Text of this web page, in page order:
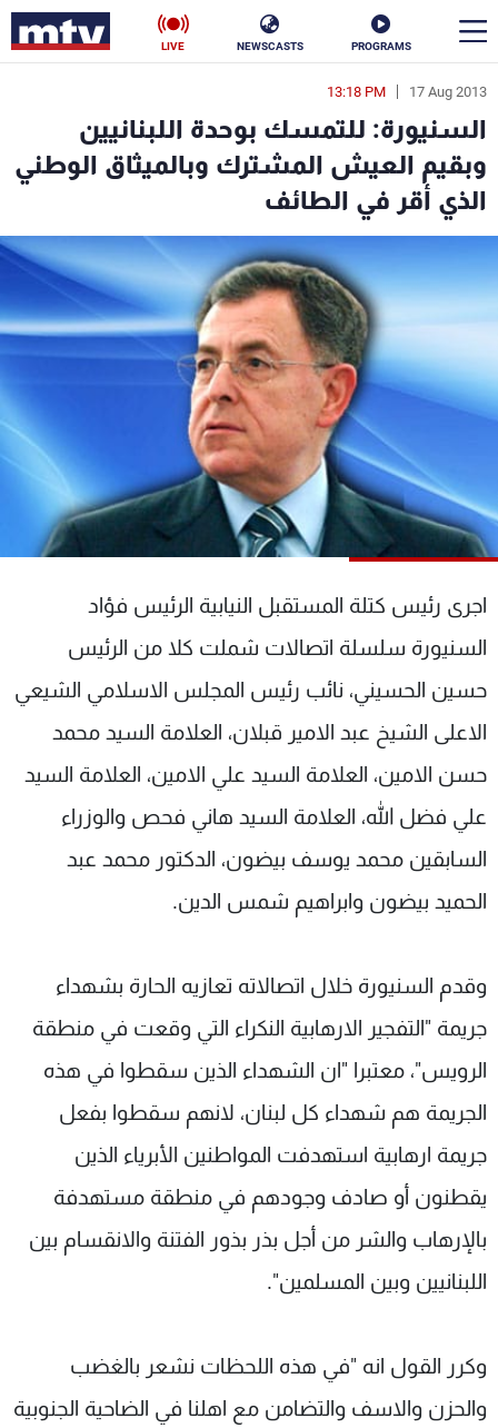
PROGRAMS
NEWSCASTS
LIVE
17 Aug 2013
13:18 PM
السنيورة: للتمسك بوحدة اللبنانيين
وبقيم العيش المشترك وبالميثاق الوطني
الذي أقر في الطائف
اجرى رئيس كتلة المستقبل النيابية الرئيس فؤاد
السنيورة سلسلة اتصالات شملت كلا من الرئيس
حسين الحسيني، نائب رئيس المجلس الاسلامي الشيعي
الاعلى الشيخ عبد الامير قبلان، العلامة السيد محمد
حسن الامين، العلامة السيد علي الامين، العلامة السيد
علي فضل الله، العلامة السيد هاني فحص والوزراء
السابقين محمد يوسف بيضون، الدكتور محمد عبد
الحميد بيضون وابراهيم شمس الدين.
وقدم السنيورة خلال اتصالاته تعازيه الحارة بشهداء
جريمة "التفجير الارهابية النكراء التي وقعت في منطقة
الرويس"، معتبرا "ان الشهداء الذين سقطوا في هذه
الجريمة هم شهداء كل لبنان، لانهم سقطوا بفعل
جريمة ارهابية استهدفت المواطنين الأبرياء الذين
يقطنون أو صادف وجودهم في منطقة مستهدفة
بالإرهاب والشر من أجل بذر بذور الفتنة والانقسام بين
اللبنانيين وبين المسلمين".
وكرر القول انه "في هذه اللحظات نشعر بالغضب
والحزن والاسف والتضامن مع اهلنا في الضاحية الجنوبية
en
الأخبار
سياسة
فن
منوعات رياضة
كأس العالم
جدول البرامج
شاهد البرامج
الترددات
الإنـتـاج
تواصل معنا
سياسة الخصوصية